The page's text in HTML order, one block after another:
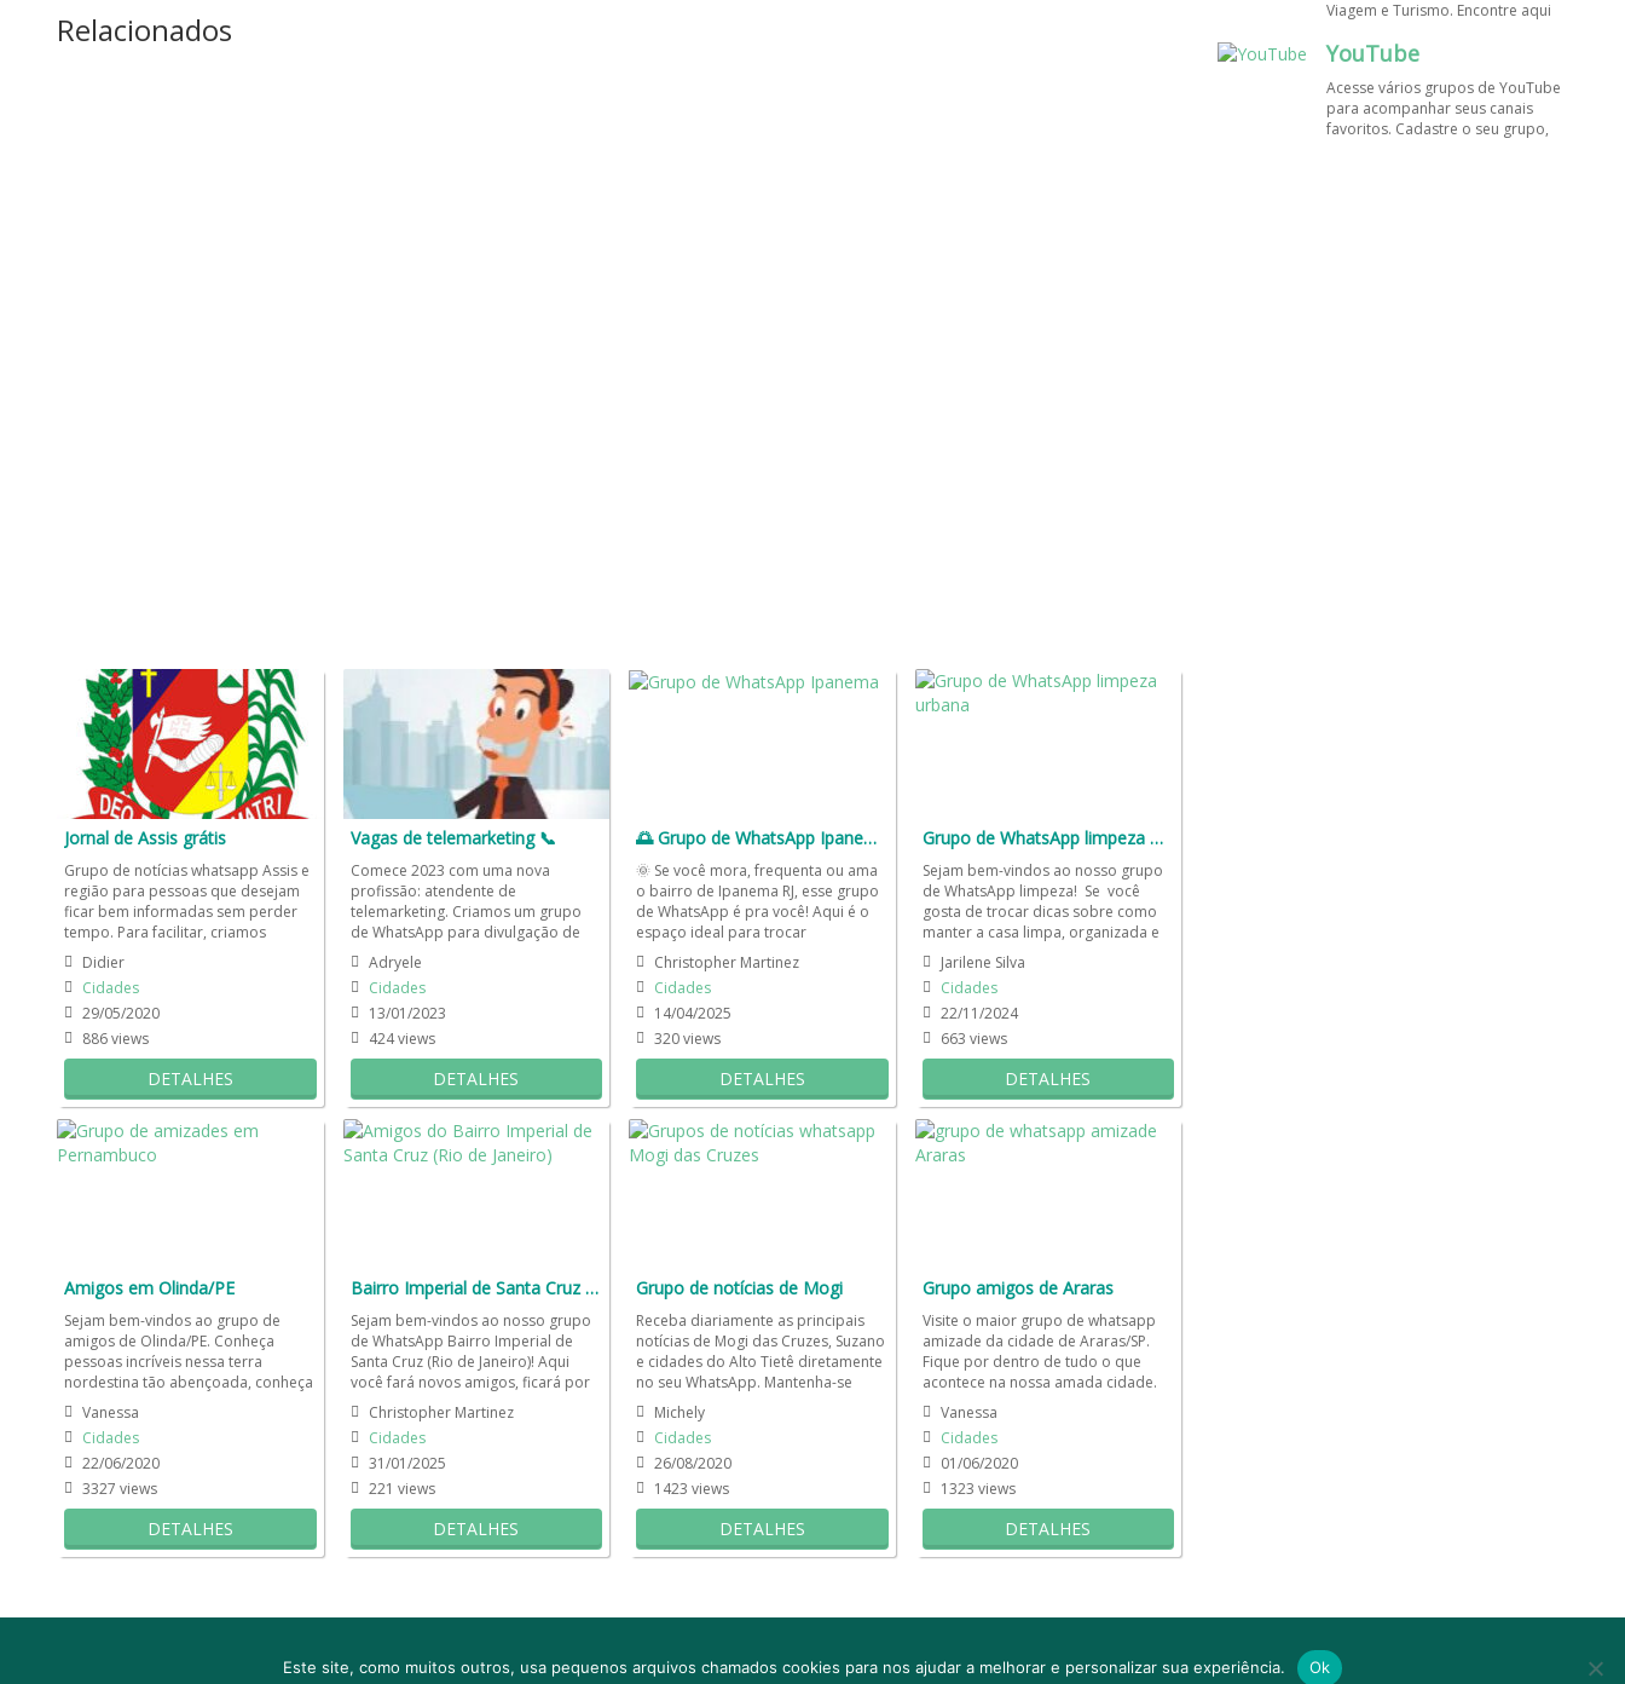
Relacionados
Jornal de Assis grátis
Grupo de notícias whatsapp Assis e
região para pessoas que desejam
ficar bem informadas sem perder
tempo. Para facilitar, criamos
diversos grupos de whatsapp...
Didier
Cidades
29/05/2020
886 views
DETALHES
Vagas de telemarketing 📞
Comece 2023 com uma nova
profissão: atendente de
telemarketing. Criamos um grupo
de WhatsApp para divulgação de
vagas de emprego para pessoas
em todo o...
Adryele
Cidades
13/01/2023
424 views
DETALHES
🌅 Grupo de WhatsApp Ipanema 🌞
🌞 Se você mora, frequenta ou ama
o bairro de Ipanema RJ, esse grupo
de WhatsApp é pra você! Aqui é o
espaço ideal para trocar
informações locais,...
Christopher Martinez
Cidades
14/04/2025
320 views
DETALHES
Grupo de WhatsApp limpeza 🧻🪣🧹
Sejam bem-vindos ao nosso grupo
de WhatsApp limpeza! Se você
gosta de trocar dicas sobre como
manter a casa limpa, organizada e
sempre impecável, venha...
Jarilene Silva
Cidades
22/11/2024
663 views
DETALHES
Amigos em Olinda/PE
Sejam bem-vindos ao grupo de
amigos de Olinda/PE. Conheça
pessoas incríveis nessa terra
nordestina tão abençoada, conheça
as nossas praias, a nossa comida,...
Vanessa
Cidades
22/06/2020
3327 views
DETALHES
Bairro Imperial de Santa Cruz (Rio de Janeiro)
Sejam bem-vindos ao nosso grupo
de WhatsApp Bairro Imperial de
Santa Cruz (Rio de Janeiro)! Aqui
você fará novos amigos, ficará por
dentro das notícias da...
Christopher Martinez
Cidades
31/01/2025
221 views
DETALHES
Grupo de notícias de Mogi
Receba diariamente as principais
notícias de Mogi das Cruzes, Suzano
e cidades do Alto Tietê diretamente
no seu WhatsApp. Mantenha-se
atualizado diariamente...
Michely
Cidades
26/08/2020
1423 views
DETALHES
Grupo amigos de Araras
Visite o maior grupo de whatsapp
amizade da cidade de Araras/SP.
Fique por dentro de tudo o que
acontece na nossa amada cidade.
Faça novos amigos, marque uma...
Vanessa
Cidades
01/06/2020
1323 views
DETALHES
Viagem e Turismo. Encontre aqui
é de graça! Compartilhe com os
YouTube
Acesse vários grupos de YouTube
para acompanhar seus canais
favoritos. Cadastre o seu grupo,
Este site, como muitos outros, usa pequenos arquivos chamados cookies para nos ajudar a melhorar e personalizar sua experiência. Ok